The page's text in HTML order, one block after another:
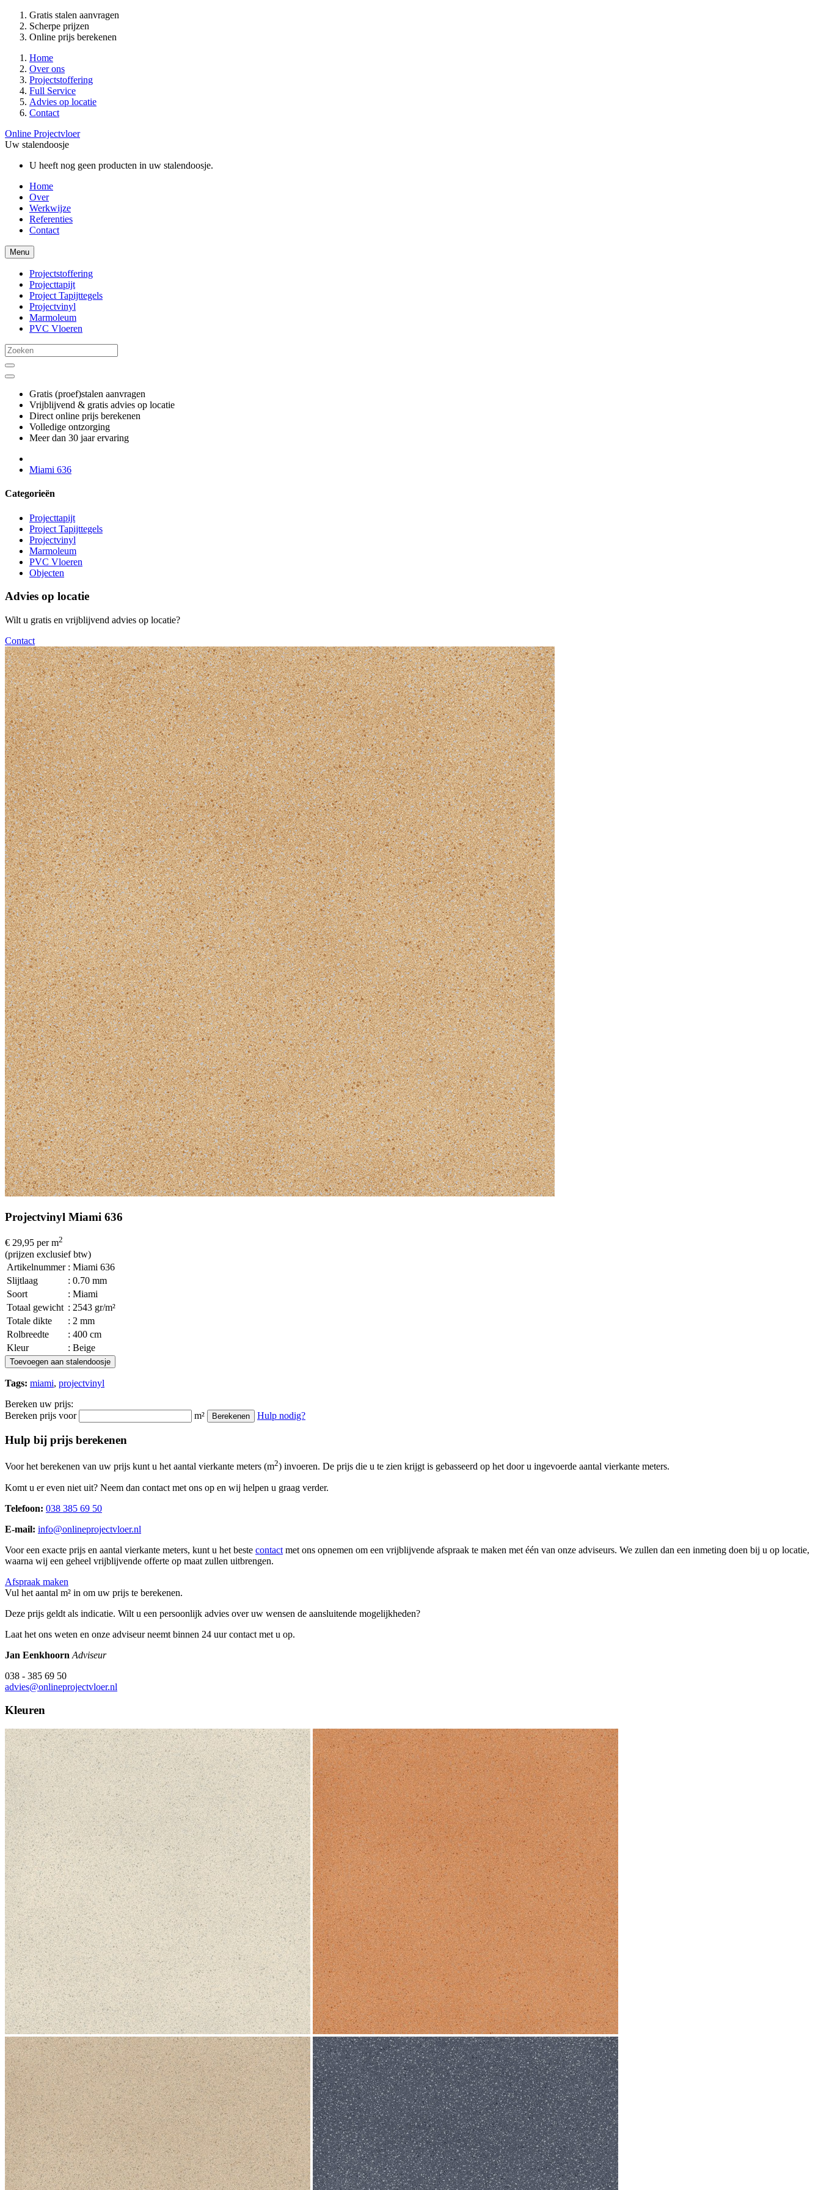
Gratis stalen aanvragen
Scherpe prijzen
Online prijs berekenen
Home
Over ons
Projectstoffering
Full Service
Advies op locatie
Contact
Online Projectvloer
Uw stalendoosje
U heeft nog geen producten in uw stalendoosje.
Home
Over
Werkwijze
Referenties
Contact
Menu
Projectstoffering
Projecttapijt
Project Tapijttegels
Projectvinyl
Marmoleum
PVC Vloeren
Gratis (proef)stalen aanvragen
Vrijblijvend & gratis advies op locatie
Direct online prijs berekenen
Volledige ontzorging
Meer dan 30 jaar ervaring
Miami 636
Categorieën
Projecttapijt
Project Tapijttegels
Projectvinyl
Marmoleum
PVC Vloeren
Objecten
Advies op locatie
Wilt u gratis en vrijblijvend advies op locatie?
Contact
Projectvinyl Miami 636
€ 29,95 per m2
(prijzen exclusief btw)
Artikelnummer : Miami 636
Slijtlaag
: 0.70 mm
Soort
: Miami
Totaal gewicht : 2543 gr/m²
Totale dikte
: 2 mm
Rolbreedte
: 400 cm
Kleur
: Beige
Toevoegen aan stalendoosje
Tags: miami, projectvinyl
Bereken uw prijs:
Bereken prijs voor
m² Berekenen Hulp nodig?
Hulp bij prijs berekenen
Voor het berekenen van uw prijs kunt u het aantal vierkante meters (m2) invoeren. De prijs die u te zien krijgt is gebasseerd op het door u ingevoerde aantal vierkante meters.
Komt u er even niet uit? Neem dan contact met ons op en wij helpen u graag verder.
Telefoon: 038 385 69 50
E-mail: info@onlineprojectvloer.nl
Voor een exacte prijs en aantal vierkante meters, kunt u het beste contact met ons opnemen om een vrijblijvende afspraak te maken met één van onze adviseurs. We zullen dan een inmeting doen bij u op locatie,
waarna wij een geheel vrijblijvende offerte op maat zullen uitbrengen.
Afspraak maken
Vul het aantal m² in om uw prijs te berekenen.
Deze prijs geldt als indicatie. Wilt u een persoonlijk advies over uw wensen de aansluitende mogelijkheden?
Laat het ons weten en onze adviseur neemt binnen 24 uur contact met u op.
Jan Eenkhoorn Adviseur
038 - 385 69 50
advies@onlineprojectvloer.nl
Kleuren